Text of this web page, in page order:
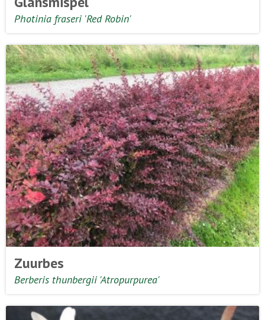
Photinia fraseri 'Red Robin'
Zuurbes
Berberis thunbergii 'Atropurpurea'